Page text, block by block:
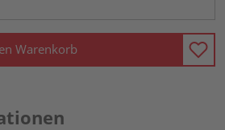
Warenkorb